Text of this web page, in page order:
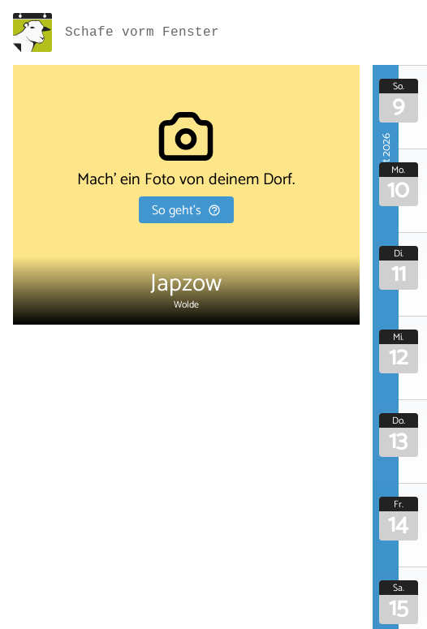
Schafe vorm Fenster
Mach' ein Foto von deinem Dorf.
So geht's
Japzow
Wolde
August 2026
So.
9
Mo.
10
Di.
11
Mi.
12
Do.
13
Fr.
14
Sa.
15